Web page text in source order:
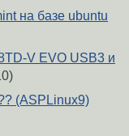
на базе ubuntu
V EVO USB3 и
(ASPLinux9)